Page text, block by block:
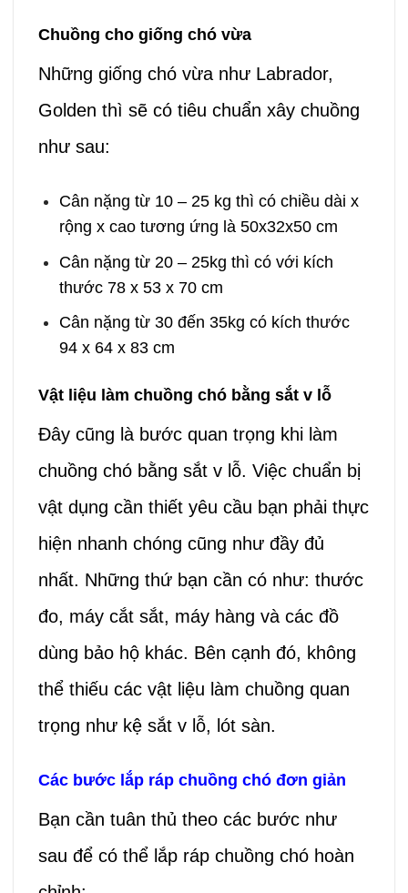
Chuồng cho giống chó vừa
Những giống chó vừa như Labrador,
Golden thì sẽ có tiêu chuẩn xây chuồng
như sau:
Cân nặng từ 10 – 25 kg thì có chiều dài x
rộng x cao tương ứng là 50x32x50 cm
Cân nặng từ 20 – 25kg thì có với kích
thước 78 x 53 x 70 cm
Cân nặng từ 30 đến 35kg có kích thước
94 x 64 x 83 cm
Vật liệu làm chuồng chó bằng sắt v lỗ
Đây cũng là bước quan trọng khi làm
chuồng chó bằng sắt v lỗ. Việc chuẩn bị
vật dụng cần thiết yêu cầu bạn phải thực
hiện nhanh chóng cũng như đầy đủ
nhất. Những thứ bạn cần có như: thước
đo, máy cắt sắt, máy hàng và các đồ
dùng bảo hộ khác. Bên cạnh đó, không
thể thiếu các vật liệu làm chuồng quan
trọng như kệ sắt v lỗ, lót sàn.
Các bước lắp ráp chuồng chó đơn giản
Bạn cần tuân thủ theo các bước như
sau để có thể lắp ráp chuồng chó hoàn